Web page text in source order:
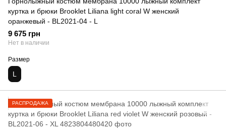
куртка и брюки Brooklet Liliana light coral W женский
оранжевый - BL2021-04 - L
9 675 грн
Нет в наличии
Размер
L
РАСПРОДАЖА